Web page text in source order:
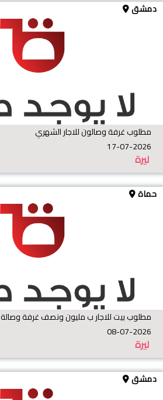
دمشق
مطلوب غرفة وصالون للاجار الشهري
17-07-2026
ليرة
حماة
مطلوب بيت للاجار ب مليون ونصف غرفة وصالة
08-07-2026
ليرة
دمشق